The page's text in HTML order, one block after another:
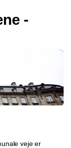
-
veje er